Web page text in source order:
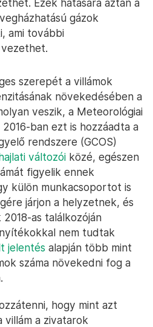
gázok
ami további
szerepét a villámok
növekedésében a
veszik, a Meteorológiai
ban ezt is hozzáadta a
rendszere (GCOS)
változói közé, egészen
figyelik ennek
külön munkacsoportot is
járjon a helyzetnek, és
as találkozóján
nem tudtak
jelentés alapján több mint
száma növekedni fog a
hogy mint azt
a zivatarok